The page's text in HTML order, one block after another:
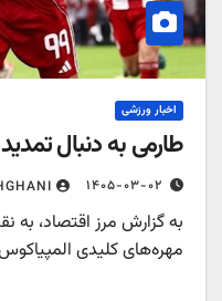
اخبار ورزشی
طارمی به دنبال
۱۴۰۵-۰۳-۰۲
به گزارش مرز اقتصاد، به
مهره‌های کلیدی